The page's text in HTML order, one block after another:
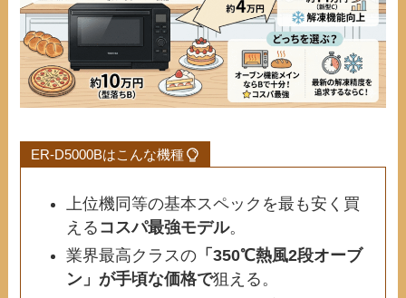
ER-D5000Bはこんな機種
上位機同等の基本スペックを最も安く買
える コスパ最強モデル。
業界最高クラスの「350℃熱風2段オーブ
ン」が手頃な価格で狙える。